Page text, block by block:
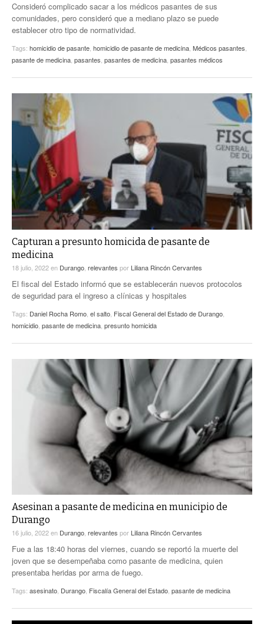
Consideró complicado sacar a los médicos pasantes de sus
comunidades, pero consideró que a mediano plazo se puede
establecer otro tipo de normatividad.
Tags: homicidio de pasante homicidio de pasante de medicina Médicos pasantes
pasante de medicina pasantes pasantes de medicina pasantes médicos
Capturan a presunto homicida de pasante de
medicina
18 julio, 2022en Durango relevantes por Liliana Rincón Cervantes
El fiscal del Estado informó que se establecerán nuevos protocolos
de seguridad para el ingreso a clínicas y hospitales
Tags: Daniel Rocha Romo el salto Fiscal General del Estado de Durango
homicidio pasante de medicina presunto homicida
Asesinan a pasante de medicina en municipio de
Durango
16 julio, 2022en Durango, relevantes por Liliana Rincón Cervantes
Fue a las 18:40 horas del viernes, cuando se reportó la muerte del
joven que se desempeñaba como pasante de medicina, quien
presentaba heridas por arma de fuego.
Tags: asesinato, Durango, Fiscalía General del Estado, pasante de medicina